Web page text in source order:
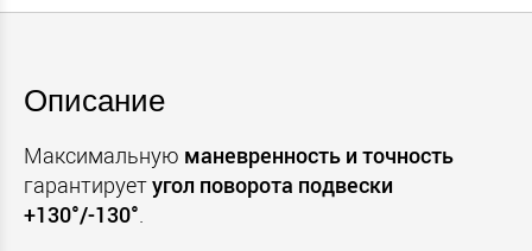
Описание
Максимальную маневренность и точность
гарантируетугол поворота подвески
+130°/-130°